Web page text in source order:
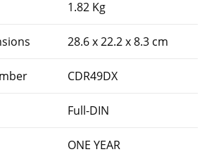
1.82 Kg
28.6 x 22.2 x 8.3 cm
CDR49DX
Full-DIN
ONE YEAR